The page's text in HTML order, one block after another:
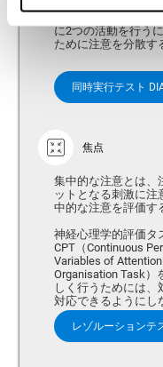
ストと呼ばれる従来
に2つの活動を行う
ために注意を分散す
同時実行テスト
焦点
集中的な注意とは、
ットとなる刺激に
中的な注意を評価す
神経心理学的評価タ
CPT（Continuous
Variables of
Organisation Task）
しく行うためには、
対応できるようにし
レゾルーションテ